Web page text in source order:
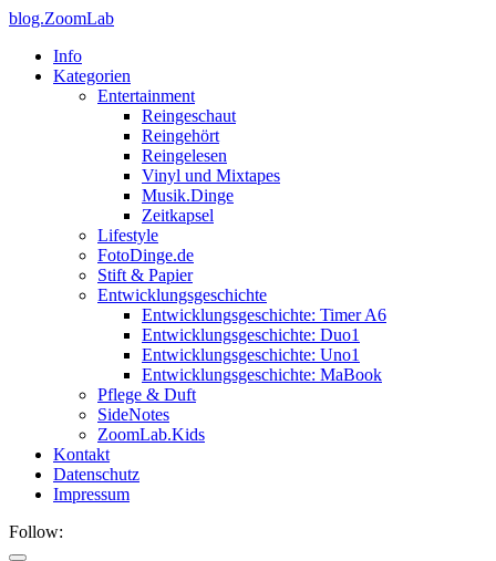
blog.ZoomLab
Info
Kategorien
Entertainment
Reingeschaut
Reingehört
Reingelesen
Vinyl und Mixtapes
Musik.Dinge
Zeitkapsel
Lifestyle
FotoDinge.de
Stift & Papier
Entwicklungsgeschichte
Entwicklungsgeschichte: Timer A6
Entwicklungsgeschichte: Duo1
Entwicklungsgeschichte: Uno1
Entwicklungsgeschichte: MaBook
Pflege & Duft
SideNotes
ZoomLab.Kids
Kontakt
Datenschutz
Impressum
Follow: